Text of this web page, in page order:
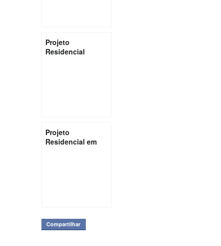
Projeto
Residencial
Projeto
Residencial em
Compartilhar